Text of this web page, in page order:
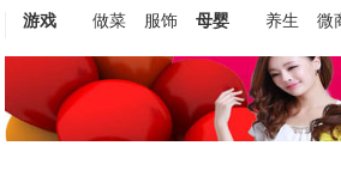
游戏
做菜 服饰 母婴 养生 微